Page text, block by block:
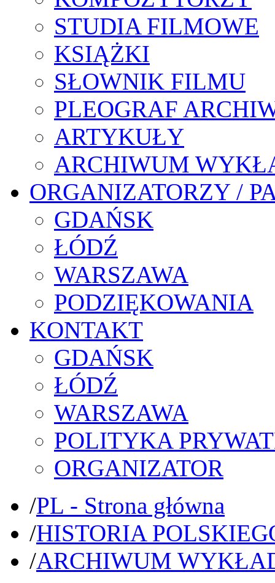
STUDIA FILMOWE
KSIĄŻKI
SŁOWNIK FILMU
PLEOGRAF
ARTYKUŁY
ARCHIWUM
ORGANIZATORZY /
GDAŃSK
ŁÓDŹ
WARSZAWA
PODZIĘKOWANIA
KONTAKT
GDAŃSK
ŁÓDŹ
WARSZAWA
POLITYKA
ORGANIZATOR
/PL - Strona główna
/HISTORIA
/ARCHIWUM